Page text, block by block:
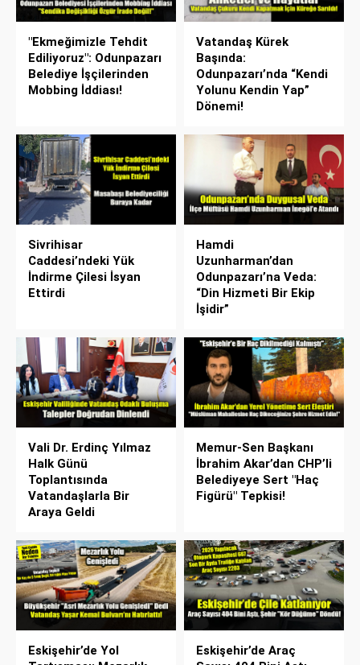
"Ekmeğimizle Tehdit
Ediliyoruz": Odunpazarı
Belediye İşçilerinden
Mobbing İddiası!
Vatandaş Kürek
Başında:
Odunpazarı’nda “Kendi
Yolunu Kendin Yap”
Dönemi!
Sivrihisar
Caddesi’ndeki Yük
İndirme Çilesi İsyan
Ettirdi
Hamdi
Uzunharman’dan
Odunpazarı’na Veda:
“Din Hizmeti Bir Ekip
İşidir”
Vali Dr. Erdinç Yılmaz
Halk Günü
Toplantısında
Vatandaşlarla Bir
Araya Geldi
Memur-Sen Başkanı
İbrahim Akar’dan CHP’li
Belediyeye Sert "Haç
Figürü" Tepkisi!
Eskişehir’de Yol
Eskişehir’de Araç